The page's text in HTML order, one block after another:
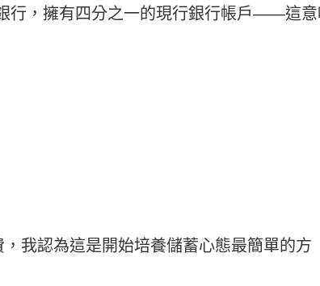
行，擁有四分之一的現行銀行帳戶——這意
我認為這是開始培養儲蓄心態最簡單的方